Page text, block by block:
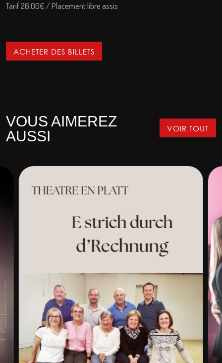
Tarif 26,00€ / Placement libre assis
ACHETER DES BILLETS
VOUS AIMEREZ
AUSSI
VOIR TOUT